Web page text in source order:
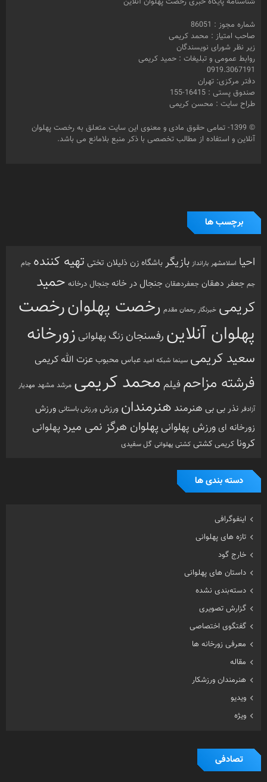
شماره مجوز : 86051
صاحب امتیاز : محمد کریمی
زیر نظر شورای نویسندگان
روابط عمومی و تبلیغات : حمید کریمی
0919.3067191
دفتر مرکزی: تهران
صندوق پستی : 16415-155
طراح سایت : محسن کریمی
© 1399- تمامی حقوق مادی و معنوی این سایت متعلق به رخصت پهلوان
آنلاین و استفاده از مطالب تخصصی با ذکر منبع بلامانع می باشد.
برچسب ها
احیا اسلامشهر بارانداز بازیگرباشگاه زن ذلیلان تختی تهیه کننده جام
جم جعفر دهقان جعفردهقان جنجال در خانه جنجال درخانه حمید
کریمی خبرنگار رحمان مقدم رخصت پهلوانرخصت
پهلوان آنلاین رفسنجان زنگ پهلوانی زورخانه
سعید کریمی سینما شبکه امید عباس محبوبعزت الله کریمی
فرشته مزاحمفیلم محمد کریمی مرشد مشهد مهدیار
آزادفر نذر بی بی هنرمند هنرمندان ورزش ورزش باستانی ورزش
زورخانه ای ورزش پهلوانی پهلوان هرگز نمی میرد پهلوانی
کرونا کریمی کشتی کشتی پهلوانی گل سفیدی
دسته بندی ها
اینفوگرافی
تازه های پهلوانی
خارج گود
داستان های پهلوانی
دسته‌بندی نشده
گزارش تصویری
گفتگوی اختصاصی
معرفی زورخانه ها
مقاله
هنرمندان ورزشکار
ویدیو
ویژه
تصادفی